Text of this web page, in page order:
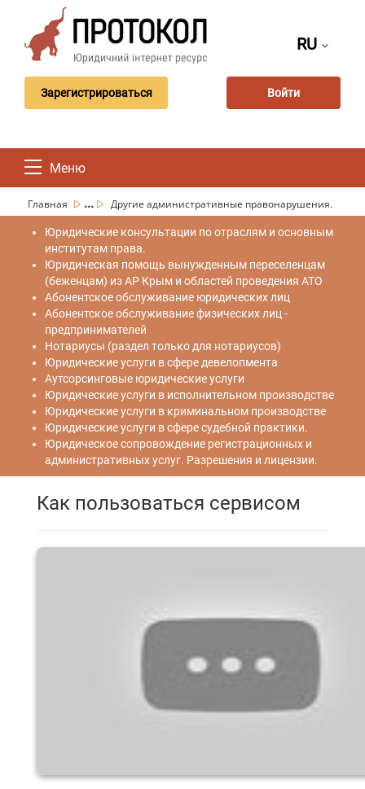
RU
Зарегистрироваться Войти
Меню
Главная ... Другие административные правонарушения.
Юридические консультации по отраслям и основным
институтам права.
Юридическая помощь вынужденным переселенцам
(беженцам) из АР Крым и областей проведения АТО
Абонентское обслуживание юридических лиц
Абонентское обслуживание физических лиц -
предпринимателей
Нотариусы (раздел только для нотариусов)
Юридические услуги в сфере девелопмента
Аутсорсинговые юридические услуги
Юридические услуги в исполнительном производстве
Юридические услуги в криминальном производстве
Юридические услуги в сфере судебной практики.
Юридическое сопровождение регистрационных и
административных услуг. Разрешения и лицензии.
Как пользоваться сервисом